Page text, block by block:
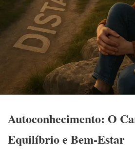
Autoconhecimento: O
Equilíbrio e Bem-Estar